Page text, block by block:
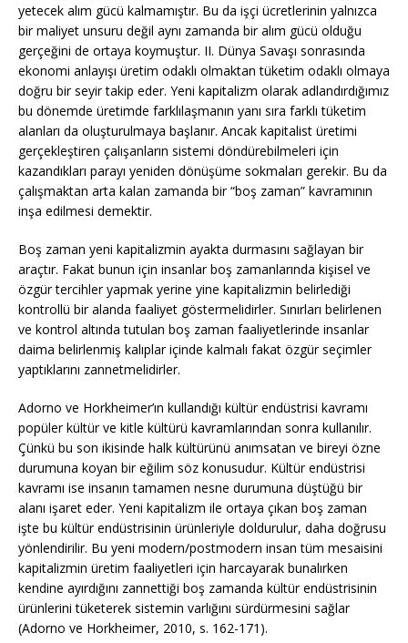
yetecek alım gücü kalmamıştır. Bu da işçi ücretlerinin yalnızca
bir maliyet unsuru değil aynı zamanda bir alım gücü olduğu
gerçeğini de ortaya koymuştur. II. Dünya Savaşı sonrasında
ekonomi anlayışı üretim odaklı olmaktan tüketim odaklı olmaya
doğru bir seyir takip eder. Yeni kapitalizm olarak adlandırdığımız
bu dönemde üretimde farklılaşmanın yanı sıra farklı tüketim
alanları da oluşturulmaya başlanır. Ancak kapitalist üretimi
gerçekleştiren çalışanların sistemi döndürebilmeleri için
kazandıkları parayı yeniden dönüşüme sokmaları gerekir. Bu da
çalışmaktan arta kalan zamanda bir “boş zaman” kavramının
inşa edilmesi demektir.
Boş zaman yeni kapitalizmin ayakta durmasını sağlayan bir
araçtır. Fakat bunun için insanlar boş zamanlarında kişisel ve
özgür tercihler yapmak yerine yine kapitalizmin belirlediği
kontrollü bir alanda faaliyet göstermelidirler. Sınırları belirlenen
ve kontrol altında tutulan boş zaman faaliyetlerinde insanlar
daima belirlenmiş kalıplar içinde kalmalı fakat özgür seçimler
yaptıklarını zannetmelidirler.
Adorno ve Horkheimer’ın kullandığı kültür endüstrisi kavramı
popüler kültür ve kitle kültürü kavramlarından sonra kullanılır.
Çünkü bu son ikisinde halk kültürünü anımsatan ve bireyi özne
durumuna koyan bir eğilim söz konusudur. Kültür endüstrisi
kavramı ise insanın tamamen nesne durumuna düştüğü bir
alanı işaret eder. Yeni kapitalizm ile ortaya çıkan boş zaman
işte bu kültür endüstrisinin ürünleriyle doldurulur, daha doğrusu
yönlendirilir. Bu yeni modern/postmodern insan tüm mesaisini
kapitalizmin üretim faaliyetleri için harcayarak bunalırken
kendine ayırdığını zannettiği boş zamanda kültür endüstrisinin
ürünlerini tüketerek sistemin varlığını sürdürmesini sağlar
(Adorno ve Horkheimer, 2010, s. 162-171).